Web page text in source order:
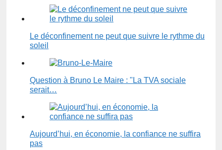
Le déconfinement ne peut que suivre le rythme du
soleil
Question à Bruno Le Maire : "La TVA sociale
serait…
Aujourd’hui, en économie, la confiance ne suffira
pas